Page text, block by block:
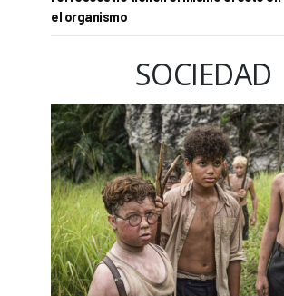
el organismo
SOCIEDAD